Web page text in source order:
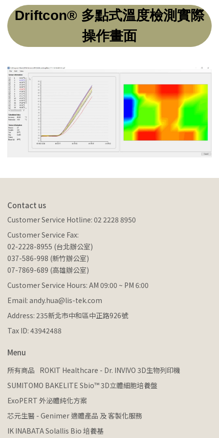
Driftcon® 多點式溫度檢測實際
操作畫面
Contact us
Customer Service Hotline: 02 2228 8950
Customer Service Fax:
02-2228-8955 (台北辦公室)
037-586-998 (新竹辦公室)
07-7869-689 (高雄辦公室)
Customer Service Hours: AM 09:00 ~ PM 6:00
Email: andy.hua@lis-tek.com
Address: 235新北市中和區中正路926號
Tax ID: 43942488
Menu
所有商品 ROKIT Healthcare - Dr. INVIVO 3D生物列印機
SUMITOMO BAKELITE Sbio™ 3D立體細胞培養盤
ExoPERT 外泌體純化方案
芯元生醫 - Genimer 適體產品 及 客製化服務
IK INABATA Solallis Bio 培養基